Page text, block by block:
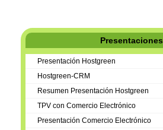
Presentaciones
Presentación Hostgreen
Hostgreen-CRM
Resumen Presentación Hostgreen
TPV con Comercio Electrónico
Presentación Comercio Electrónico